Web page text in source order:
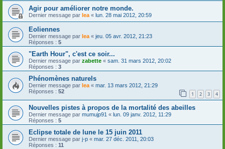
Agir pour améliorer notre monde.
Dernier message par lea « lun. 28 mai 2012, 20:59
Eoliennes
Dernier message par lea « jeu. 05 avr. 2012, 21:23
Réponses : 5
"Earth Hour", c'est ce soir...
Dernier message par zabette « sam. 31 mars 2012, 20:02
Réponses : 3
Phénomènes naturels
Dernier message par lea « mar. 13 mars 2012, 21:29
Réponses : 52 1 2 3 4
Nouvelles pistes à propos de la mortalité des abeilles
Dernier message par mumujp91 « lun. 09 janv. 2012, 11:29
Réponses : 5
Eclipse totale de lune le 15 juin 2011
Dernier message par j-p « mar. 27 déc. 2011, 20:03
Réponses : 11